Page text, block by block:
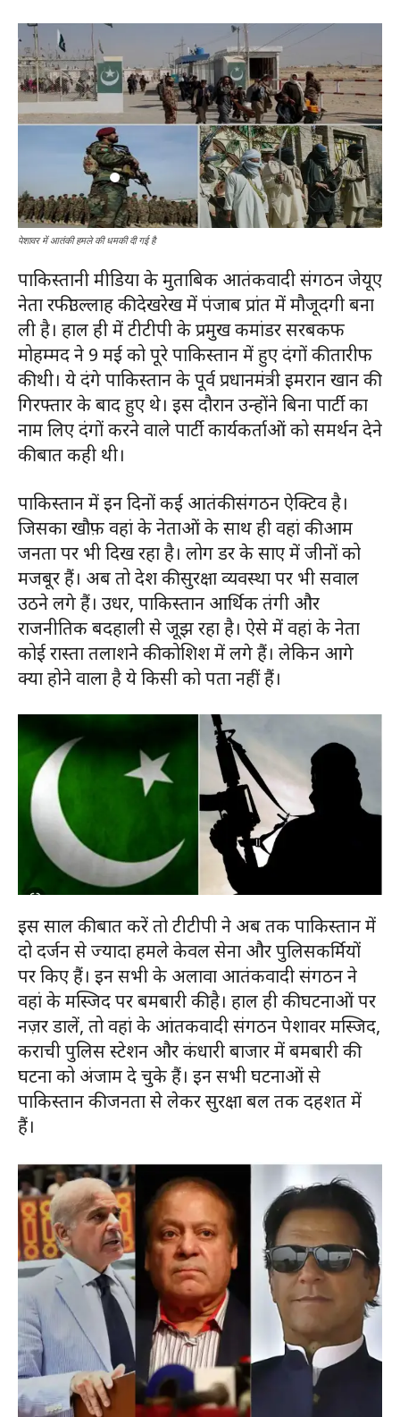
पेशावर में आतंकी हमले की धमकी दी गई है
पाकिस्तानी मीडिया के मुताबिक आतंकवादी संगठन जेयूए
नेता रफीउल्लाह की देखरेख में पंजाब प्रांत में मौजूदगी बना
ली है। हाल ही में टीटीपी के प्रमुख कमांडर सरबकफ
मोहम्मद ने 9 मई को पूरे पाकिस्तान में हुए दंगों की तारीफ
की थी। ये दंगे पाकिस्तान के पूर्व प्रधानमंत्री इमरान खान की
गिरफ्तार के बाद हुए थे। इस दौरान उन्होंने बिना पार्टी का
नाम लिए दंगों करने वाले पार्टी कार्यकर्ताओं को समर्थन देने
की बात कही थी।
पाकिस्तान में इन दिनों कई आतंकी संगठन ऐक्टिव है।
जिसका खौफ़ वहां के नेताओं के साथ ही वहां की आम
जनता पर भी दिख रहा है। लोग डर के साए में जीनों को
मजबूर हैं। अब तो देश की सुरक्षा व्यवस्था पर भी सवाल
उठने लगे हैं। उधर, पाकिस्तान आर्थिक तंगी और
राजनीतिक बदहाली से जूझ रहा है। ऐसे में वहां के नेता
कोई रास्ता तलाशने की कोशिश में लगे हैं। लेकिन आगे
क्या होने वाला है ये किसी को पता नहीं हैं।
इस साल की बात करें तो टीटीपी ने अब तक पाकिस्तान में
दो दर्जन से ज्यादा हमले केवल सेना और पुलिसकर्मियों
पर किए हैं। इन सभी के अलावा आतंकवादी संगठन ने
वहां के मस्जिद पर बमबारी की है। हाल ही की घटनाओं पर
नज़र डालें, तो वहां के आंतकवादी संगठन पेशावर मस्जिद,
कराची पुलिस स्टेशन और कंधारी बाजार में बमबारी की
घटना को अंजाम दे चुके हैं। इन सभी घटनाओं से
पाकिस्तान की जनता से लेकर सुरक्षा बल तक दहशत में
हैं।